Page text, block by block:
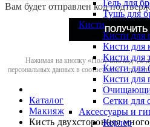
Гель для
Тушь для
Кисти
Кисти для
Кисти для
Кисти для
Кисти для
Кисти для
Сетки для
Аксессуары и
Керлер
Вам будет отправлен код
ПОЛУЧИТЬ
Нажимая на кнопку «Получить код», я
персональных данных в соответствии с
Каталог
Макияж
Кисть двухсторонняя